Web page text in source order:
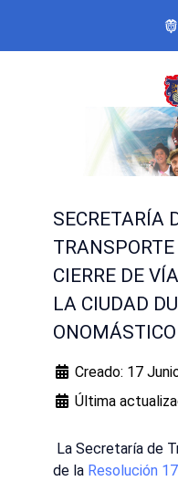
SECRETARÍA
CIERRE DE
LA CIUDAD
ONOMÁSTICO
Creado: 17
Última
La Secretaría de
de la Resolución